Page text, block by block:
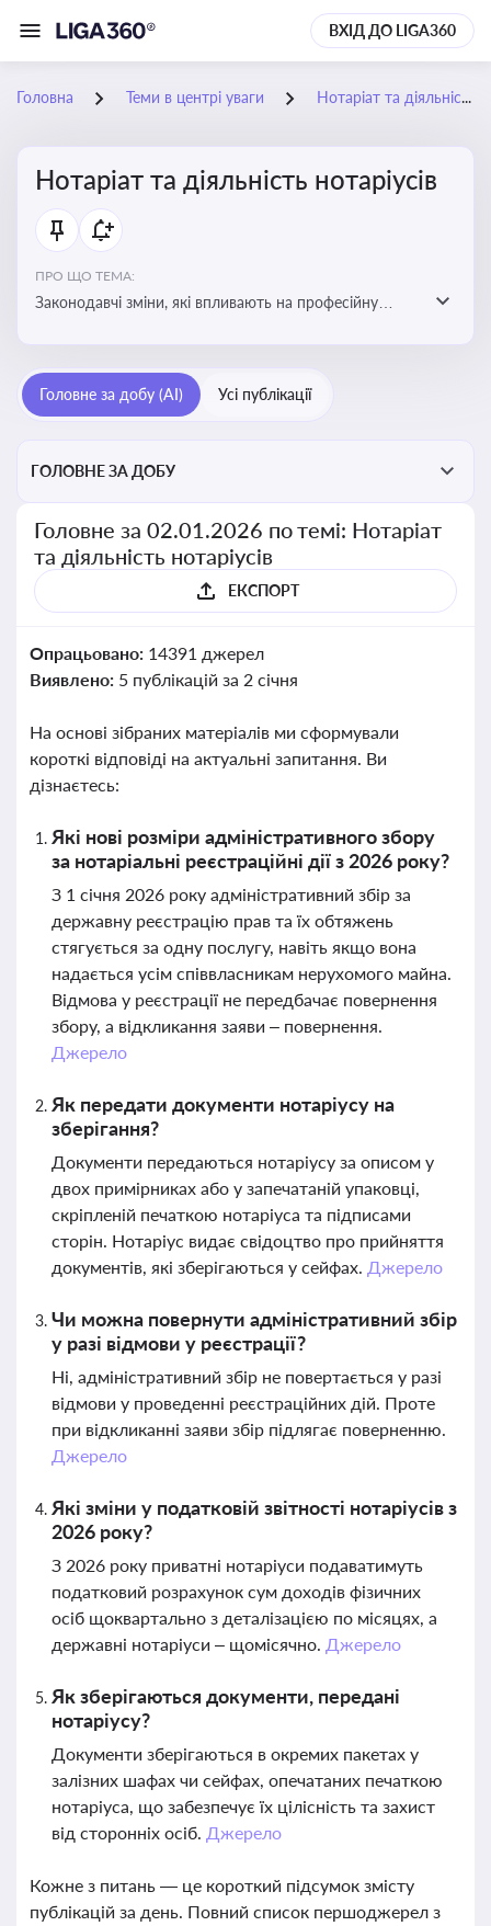
ВХІД ДО LIGA360
Головна Теми в центрі уваги Нотаріат та діяльність нотаріусів
Нотаріат та діяльність нотаріусів
ПРО ЩО ТЕМА:
Законодавчі зміни, які впливають на професійну
Головне за добу (AI) Усі публікації
ГОЛОВНЕ ЗА ДОБУ
Головне за 02.01.2026 по темі: Нотаріат
та діяльність нотаріусів
ЕКСПОРТ
Опрацьовано: 14391 джерел
Виявлено: 5 публікацій за 2 січня
На основі зібраних матеріалів ми сформували
короткі відповіді на актуальні запитання. Ви
дізнаєтесь:
Які нові розміри адміністративного збору
за нотаріальні реєстраційні дії з 2026 року?
З 1 січня 2026 року адміністративний збір за
державну реєстрацію прав та їх обтяжень
стягується за одну послугу, навіть якщо вона
надається усім співвласникам нерухомого майна.
Відмова у реєстрації не передбачає повернення
збору, а відкликання заяви – повернення.
Джерело
Як передати документи нотаріусу на
зберігання?
Документи передаються нотаріусу за описом у
двох примірниках або у запечатаній упаковці,
скріпленій печаткою нотаріуса та підписами
сторін. Нотаріус видає свідоцтво про прийняття
документів, які зберігаються у сейфах. Джерело
Чи можна повернути адміністративний збір
у разі відмови у реєстрації?
Ні, адміністративний збір не повертається у разі
відмови у проведенні реєстраційних дій. Проте
при відкликанні заяви збір підлягає поверненню.
Джерело
Які зміни у податковій звітності нотаріусів з
2026 року?
З 2026 року приватні нотаріуси подаватимуть
податковий розрахунок сум доходів фізичних
осіб щоквартально з деталізацією по місяцях, а
державні нотаріуси – щомісячно. Джерело
Як зберігаються документи, передані
нотаріусу?
Документи зберігаються в окремих пакетах у
залізних шафах чи сейфах, опечатаних печаткою
нотаріуса, що забезпечує їх цілісність та захист
від сторонніх осіб. Джерело
Кожне з питань — це короткий підсумок змісту
публікацій за день. Повний список першоджерел з